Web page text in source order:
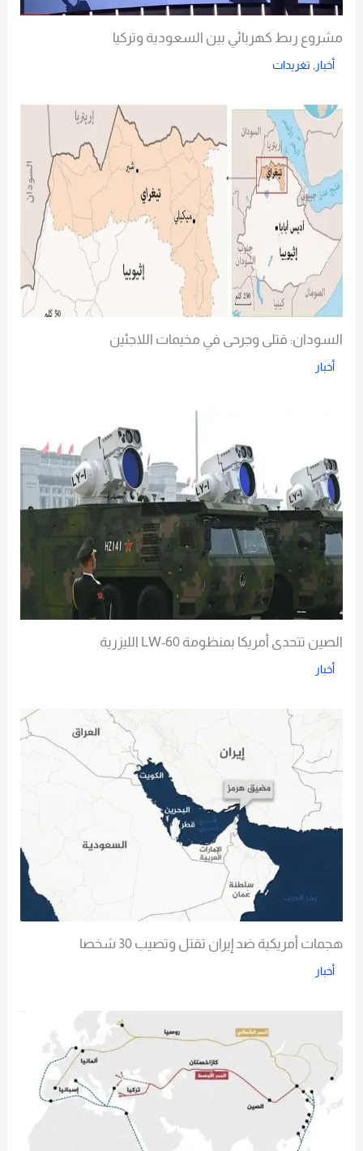
مشروع ربط كهربائي بين السعودية وتركيا
أخبار تغريدات
السودان: قتلى وجرحى في مخيمات اللاجئين
أخبار
الصين تتحدى أمريكا بمنظومة LW-60 الليزرية
أخبار
هجمات أمريكية ضد إيران تقتل وتصيب 30 شخصا
أخبار